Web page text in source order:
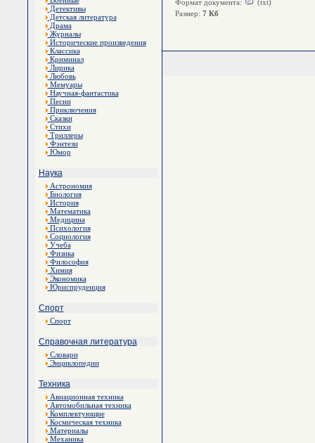
Детективы
Детская литература
Драма
Журналы
Исторические произведения
Классика
Криминал
Лирика
Любовь
Мемуары
Научная-фантастика
Песни
Приключения
Сказки
Стихи
Триллеры
Фэнтези
Юмор
Наука
Астрономия
Биология
История
Математика
Медицина
Психология
Социология
Учеба
Физика
Философия
Химия
Экономика
Юриспруденция
Спорт
Спорт
Справочная литература
Словари
Энциклопедии
Техника
Авиационная техника
Автомобильная техника
Комплектующие
Космическая техника
Материалы
Механика
Формат документа:
(txt)
Размер: 7 Кб